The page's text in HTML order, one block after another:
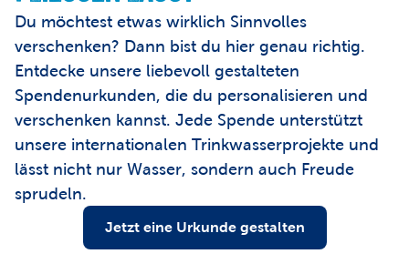
Du möchtest etwas wirklich Sinnvolles
verschenken? Dann bist du hier genau richtig.
Entdecke unsere liebevoll gestalteten
Spendenurkunden, die du personalisieren und
verschenken kannst. Jede Spende unterstützt
unsere internationalen Trinkwasserprojekte und
lässt nicht nur Wasser, sondern auch Freude
sprudeln.
Jetzt eine Urkunde gestalten